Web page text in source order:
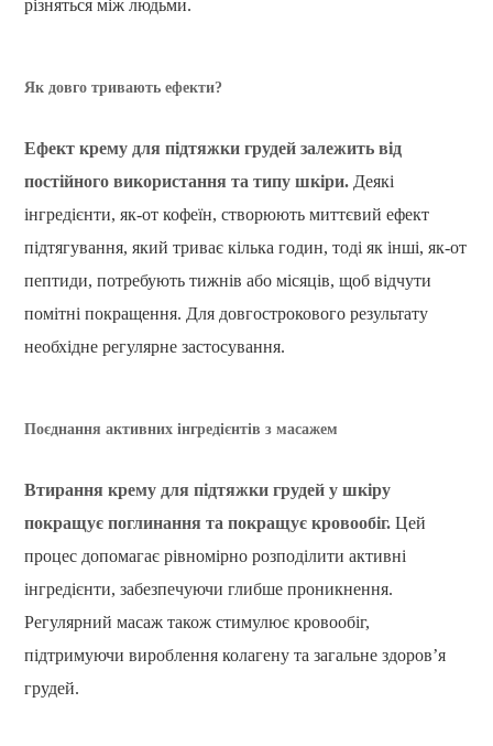
різняться між людьми.
Як довго тривають ефекти?
Ефект крему для підтяжки грудей залежить від
постійного використання та типу шкіри. Деякі
інгредієнти, як-от кофеїн, створюють миттєвий ефект
підтягування, який триває кілька годин, тоді як інші, як-от
пептиди, потребують тижнів або місяців, щоб відчути
помітні покращення. Для довгострокового результату
необхідне регулярне застосування.
Поєднання активних інгредієнтів з масажем
Втирання крему для підтяжки грудей у ​​шкіру
покращує поглинання та покращує кровообіг. Цей
процес допомагає рівномірно розподілити активні
інгредієнти, забезпечуючи глибше проникнення.
Регулярний масаж також стимулює кровообіг,
підтримуючи вироблення колагену та загальне здоров’я
грудей.